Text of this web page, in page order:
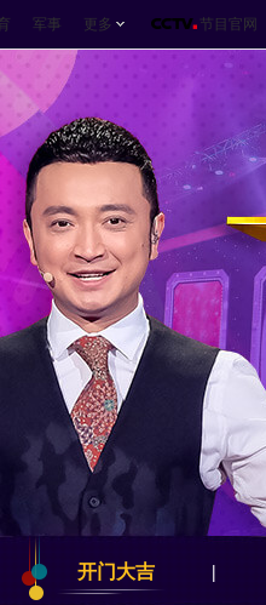
军事 更多 节目官网
开门大吉 |